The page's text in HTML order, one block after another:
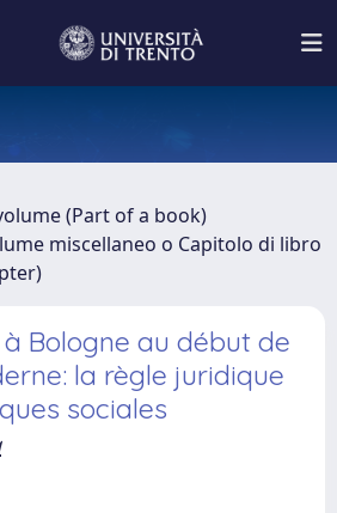
(Part of a book)
miscellaneo o Capitolo di libro
Bologne au début de
la règle juridique
sociales